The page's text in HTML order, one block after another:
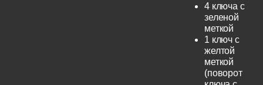
4 ключа с
зеленой
меткой
1 ключ с
желтой
меткой
(поворот